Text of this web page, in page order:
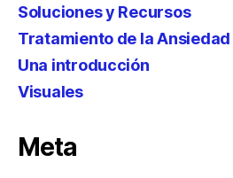
Soluciones y Recursos
Tratamiento de la Ansiedad
Una introducción
Visuales
Meta